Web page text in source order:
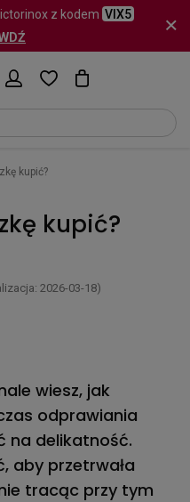
z kodem VIX5
kupić?
kupić?
2026-03-18)
wiesz, jak
odprawiania
na delikatność.
aby przetrwała
tracąc przy tym